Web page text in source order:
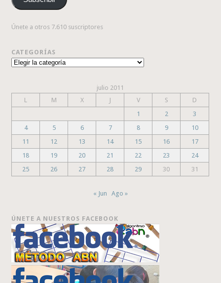
electrónico
Únete a otros 7.610 suscriptores
CATEGORÍAS
Categorías
julio 2011
L
M X J V S
D
1
2
3
4
5 6 7 8 9
10
11
12 13 14 15 16
17
18
19 20 21 22 23
24
25
26 27 28 29 30 31
« Jun Ago »
ÚNETE A NUESTROS FACEBOOK